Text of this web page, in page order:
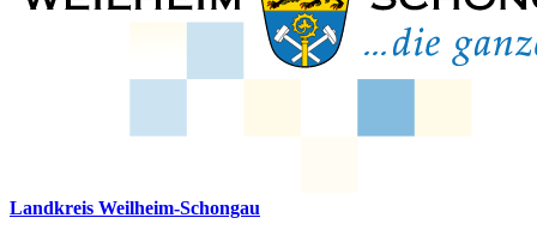
Landkreis Weilheim-Schongau